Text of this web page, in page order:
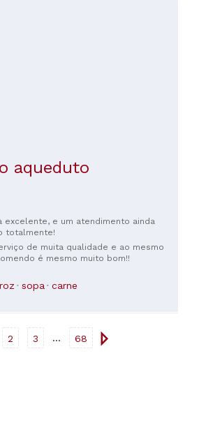
aqueduto
excelente, e um atendimento ainda
totalmente!
de muita qualidade e ao mesmo
é mesmo muito bom!!
sopa carne
2 3 ... 68